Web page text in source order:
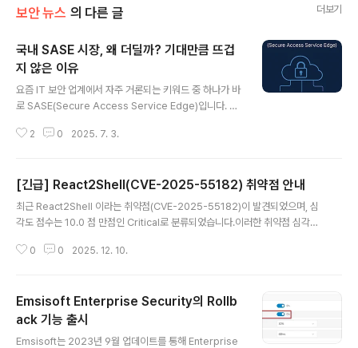
보안 뉴스 의 다른 글 더보기
국내 SASE 시장, 왜 더딜까? 기대만큼 뜨겁
지 않은 이유
요즘 IT 보안 업계에서 자주 거론되는 키워드 중 하나가 바
로 SASE(Secure Access Service Edge)입니다. 가
해 클라우드 기반으로 제공하는 접근 방식은 분산 근무와
름이 예상보다 더디게 진행되고 있습니다. 주변 기업들과
이야기를 나눠봐도, 개념에 대한 관심은 분명 존재하지만
도입은 매우 조심스럽고 느리게 진행되는 편입니다. 그 이
개념적 혼선과 인지 부족 SASE는 단순한 보안 솔루션이
2 0 2025. 7. 3.
[긴급] React2Shell(CVE-2025-55182) 취약점 안내
최근 React2Shell 이라는 취약점(CVE-2025-55182)이 발견되었으며, 심
각도 점수는 10.0 점 만점인 Critical로 분류되었습니다.이러한 취약점 심각도
겠습니다. 해당 취약점은 React Server Components(RSC) 에서 발생하
또한 동일한 취약점에 노출되어, 그 위험도가 상당히 높은 것으로 보입니다. 아
래는 React2Shell 취약점 스캐닝 사이트로 운영 중인 웹서비스가 해당 취약점
에 노출되어 있는지 확인하는 사이트 입니다. Rea..
0 0 2025. 12. 10.
Emsisoft Enterprise Security의 Rollb
ack 기능 출시
Emsisoft는 2023년 9월 업데이트를 통해 Enterprise